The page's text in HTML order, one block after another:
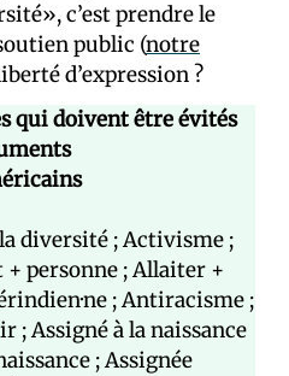
c’est prendre le
public (notre
d’expression ?
qui doivent être évités
diversité ; Activisme ;
personne ; Allaiter +
; Antiracisme ;
; Assigné à la naissance
; Assignée